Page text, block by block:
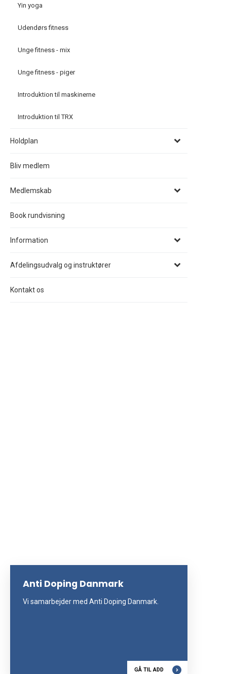
Yin yoga
Udendørs fitness
Unge fitness - mix
Unge fitness - piger
Introduktion til maskinerne
Introduktion til TRX
Holdplan
Bliv medlem
Medlemskab
Book rundvisning
Information
Afdelingsudvalg og instruktører
Kontakt os
Anti Doping Danmark
Vi samarbejder med Anti Doping Danmark.
GÅ TIL ADD